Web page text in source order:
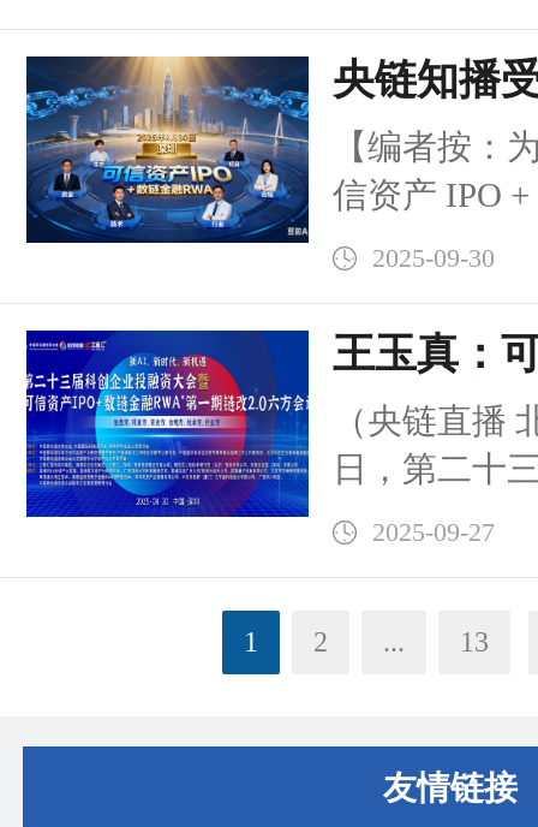
作委员会、
盟、北京市
天勤（上海
布】当前，
块链技术的
字化发行）
世界资产通
资金链协同
央链知播
《“可信
RWA” 链
【编者按：
信资产 IPO
2.0 六方共
家阅读】（
圳）全球数
者与决策
态、项目、
业” 六方领
的基础上于
核心共识：
全球价值流
2025-09-30
王玉真：
融的核
路可信信
（央链直播
日，第二十
资大会核心
谈以“生态
核心模式，
点，旨在打
2025-09-27
1 2 ... 13
友情链接